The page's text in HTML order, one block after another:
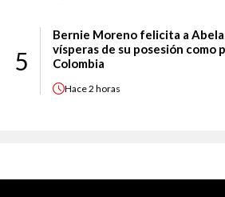
5
Bernie Moreno felicita a
vísperas de su posesión como
Colombia
Hace2 horas